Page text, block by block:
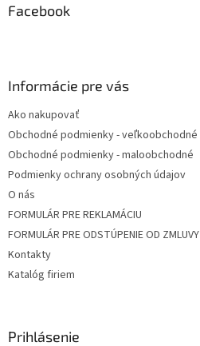
Facebook
Informácie pre vás
Ako nakupovať
Obchodné podmienky - veľkoobchodné
Obchodné podmienky - maloobchodné
Podmienky ochrany osobných údajov
O nás
FORMULÁR PRE REKLAMÁCIU
FORMULÁR PRE ODSTÚPENIE OD ZMLUVY
Kontakty
Katalóg firiem
Prihlásenie